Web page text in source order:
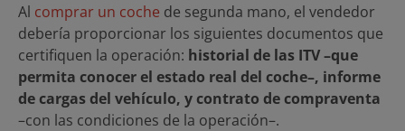
Al comprar un coche de segunda mano, el vendedor
debería proporcionar los siguientes documentos que
certifiquen la operación: historial de las ITV –que
permita conocer el estado real del coche–, informe
de cargas del vehículo, y contrato de compraventa
–con las condiciones de la operación–.